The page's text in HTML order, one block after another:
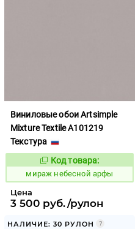
Виниловые обои Artsimple
Mixture Textile A101219
Текстура
992251
Код товара:
мираж небесной арфы
Цена
3 500 руб./рулон
НАЛИЧИЕ: 30 РУЛОН